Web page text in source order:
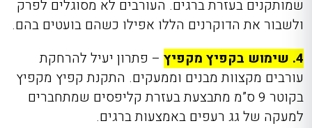
שמותקנים בעזרת ברגים. העורבים לא מסוגלים לפרק
ולשבור את הדוקרנים הללו אפילו כשהם בועטים בהם.
4. שימוש בקפיץ מקפיץ
– פתרון יעיל להרחקת
עורבים מקצוות מבנים וממעקים. התקנת קפיץ מקפיץ
בקוטר 9 ס”מ מתבצעת בעזרת קליפסים שמתחברים
למעקה של גג רעפים באמצעות ברגים.